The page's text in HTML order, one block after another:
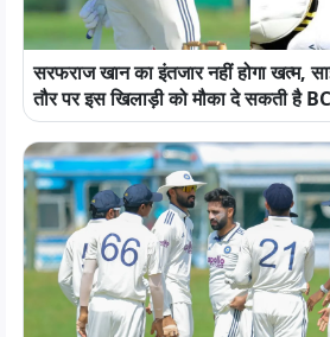
सरफराज खान का इंतजार नहीं होगा खत्म,
तौर पर इस खिलाड़ी को मौका दे सकती है